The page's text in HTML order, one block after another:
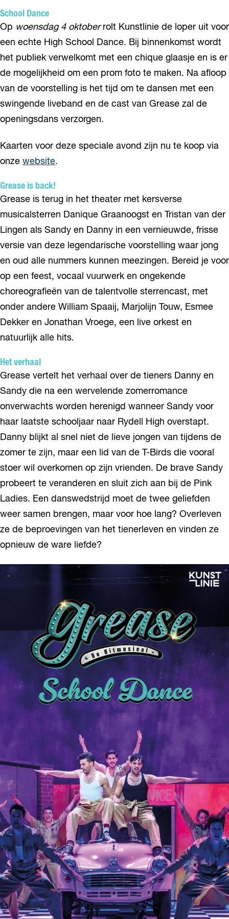
School Dance
Op woensdag 4 oktoberrolt Kunstlinie de loper uit voor
een echte High School Dance. Bij binnenkomst wordt
het publiek verwelkomt met een chique glaasje en is er
de mogelijkheid om een prom foto te maken. Na afloop
van de voorstelling is het tijd om te dansen met een
swingende liveband en de cast van Grease zal de
openingsdans verzorgen.
Kaarten voor deze speciale avond zijn nu te koop via
onze website.
Grease is back!
Grease is terug in het theater met kersverse
musicalsterren Danique Graanoogst en Tristan van der
Lingen als Sandy en Danny in een vernieuwde, frisse
versie van deze legendarische voorstelling waar jong
en oud alle nummers kunnen meezingen. Bereid je voor
op een feest, vocaal vuurwerk en ongekende
choreografieën van de talentvolle sterrencast, met
onder andere William Spaaij, Marjolijn Touw, Esmee
Dekker en Jonathan Vroege, een live orkest en
natuurlijk alle hits.
Het verhaal
Grease vertelt het verhaal over de tieners Danny en
Sandy die na een wervelende zomerromance
onverwachts worden herenigd wanneer Sandy voor
haar laatste schooljaar naar Rydell High overstapt.
Danny blijkt al snel niet de lieve jongen van tijdens de
zomer te zijn, maar een lid van de T-Birds die vooral
stoer wil overkomen op zijn vrienden. De brave Sandy
probeert te veranderen en sluit zich aan bij de Pink
Ladies. Een danswedstrijd moet de twee geliefden
weer samen brengen, maar voor hoe lang? Overleven
ze de beproevingen van het tienerleven en vinden ze
opnieuw de ware liefde?